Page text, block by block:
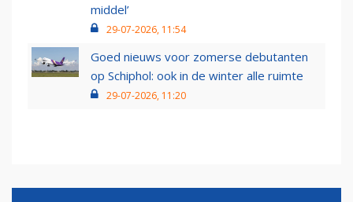
middel’
29-07-2026, 11:54
Goed nieuws voor zomerse debutanten
op Schiphol: ook in de winter alle ruimte
29-07-2026, 11:20